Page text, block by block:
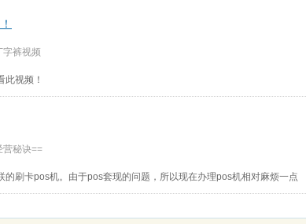
字裤视频
此视频！
营秘诀==
刷卡pos机。由于pos套现的问题，所以现在办理pos机相对麻烦一点